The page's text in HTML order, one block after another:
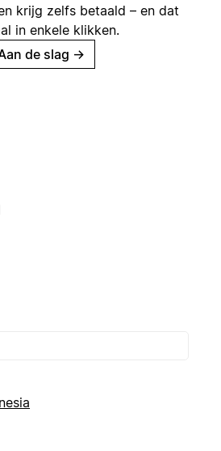
krijg zelfs betaald – en dat
in enkele klikken.
de slag →